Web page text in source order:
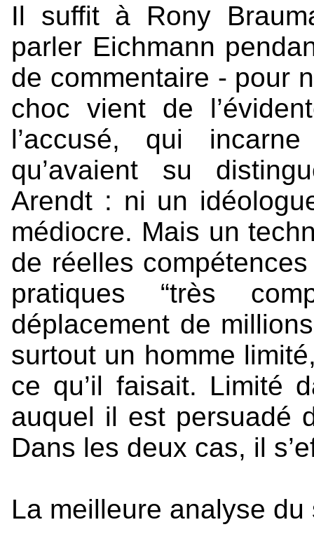
Il suffit à Rony
parler Eichmann
de commentaire - pour
choc vient de
l’accusé, qui
qu’avaient su
Arendt : ni un
médiocre. Mais un
de réelles
pratiques “très
déplacement de
surtout un homme
ce qu’il faisait. Limité
auquel il est persuadé
Dans les deux cas, il
La meilleure analyse